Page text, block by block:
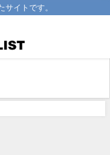
サイトです。